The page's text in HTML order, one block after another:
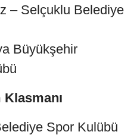
– Selçuklu Belediye
Büyükşehir
Klasmanı
Spor Kulübü